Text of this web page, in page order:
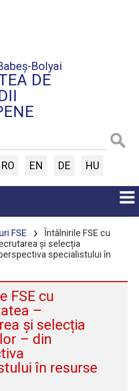
Bolyai
DE
RO EN DE HU
FSE ›
Întâlnirile FSE cu
și selecția
specialistului în
FSE cu
–
și selecția
– din
în resurse